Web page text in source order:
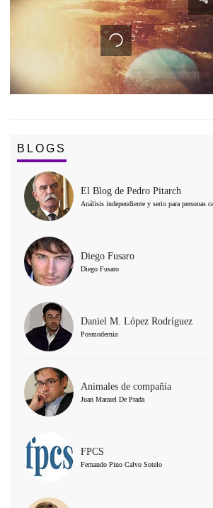
BLOGS
El Blog de Pedro Pitarch
Análisis independiente y serio para personas
Diego Fusaro
Diego Fusaro
Daniel M. López Rodríguez
Posmodernia
Animales de compañía
Juan Manuel De Prada
FPCS
Fernando Pino Calvo Sotelo